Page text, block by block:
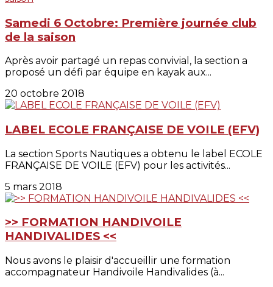
Samedi 6 Octobre: Première journée club
de la saison
Après avoir partagé un repas convivial, la section a
proposé un défi par équipe en kayak aux...
20 octobre 2018
LABEL ECOLE FRANÇAISE DE VOILE (EFV)
La section Sports Nautiques a obtenu le label ECOLE
FRANÇAISE DE VOILE (EFV) pour les activités...
5 mars 2018
>> FORMATION HANDIVOILE
HANDIVALIDES <<
Nous avons le plaisir d'accueillir une formation
accompagnateur Handivoile Handivalides (à...